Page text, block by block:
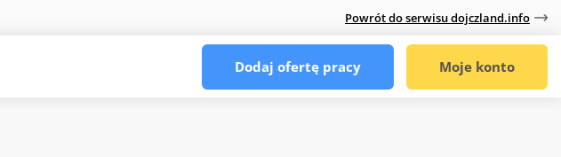
Powrót do serwisu dojczland.info
Dodaj ofertę pracy Moje konto